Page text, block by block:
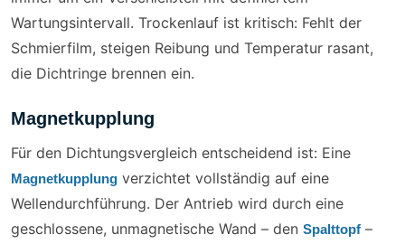
Wartungsintervall. Trockenlauf ist kritisch: Fehlt der
Schmierfilm, steigen Reibung und Temperatur rasant,
die Dichtringe brennen ein.
Magnetkupplung
Für den Dichtungsvergleich entscheidend ist: Eine
Magnetkupplung verzichtet vollständig auf eine
Wellendurchführung. Der Antrieb wird durch eine
geschlossene, unmagnetische Wand – den Spalttopf –